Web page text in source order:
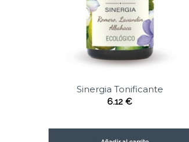
Sinergia Tonificante
6.12€